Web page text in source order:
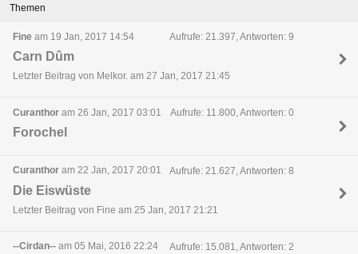
Themen
Fine am 19 Jan, 2017 14:54 Aufrufe: 21.397, Antworten: 9
Carn Dûm
Letzter Beitrag von Melkor. am 27 Jan, 2017 21:45
Curanthor am 26 Jan, 2017 03:01 Aufrufe: 11.800, Antworten: 0
Forochel
Curanthor am 22 Jan, 2017 20:01 Aufrufe: 21.627, Antworten: 8
Die Eiswüste
Letzter Beitrag von Fine am 25 Jan, 2017 21:21
--Cirdan-- am 05 Mai, 2016 22:24 Aufrufe: 15.081, Antworten: 2